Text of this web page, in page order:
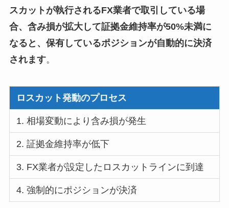
スカットが執行されるFX業者で取引している場
合、含み損が拡大して証拠金維持率が50%未満に
なると、保有しているポジションが自動的に決済
されます。
ロスカット発動のプロセス
1. 相場変動により含み損が発生
2. 証拠金維持率が低下
3. FX業者が設定したロスカットラインに到達
4. 強制的にポジションが決済